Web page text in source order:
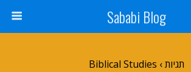
Sababi Blog
תגיות › Biblical Studies